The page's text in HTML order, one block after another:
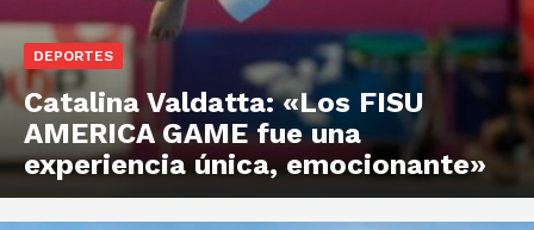
DEPORTES
Catalina Valdatta: «Los FISU
AMERICA GAME fue una
experiencia única, emocionante»